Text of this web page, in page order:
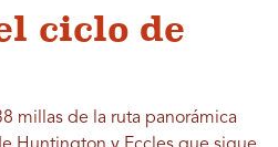
ciclo de
millas de la ruta panorámica